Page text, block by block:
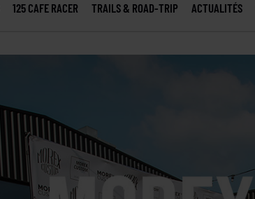
125 CAFE RACER TRAILS & ROAD-TRIP ACTUALITÉS